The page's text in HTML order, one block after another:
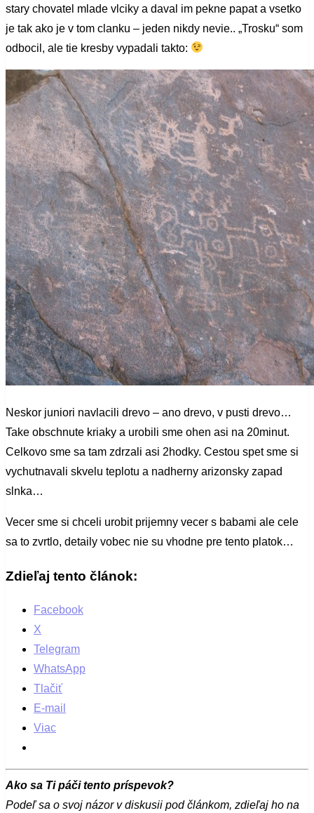
stary chovatel mlade vlciky a daval im pekne papat a vsetko
je tak ako je v tom clanku – jeden nikdy nevie.. „Trosku“ som
odbocil, ale tie kresby vypadali takto:
Neskor juniori navlacili drevo – ano drevo, v pusti drevo…
Take obschnute kriaky a urobili sme ohen asi na 20minut.
Celkovo sme sa tam zdrzali asi 2hodky. Cestou spet sme si
vychutnavali skvelu teplotu a nadherny arizonsky zapad
slnka…
Vecer sme si chceli urobit prijemny vecer s babami ale cele
sa to zvrtlo, detaily vobec nie su vhodne pre tento platok…
Zdieľaj tento článok:
Facebook
X
Telegram
WhatsApp
Tlačiť
E-mail
Viac
Ako sa Ti páči tento príspevok?
Podeľ sa o svoj názor v diskusii pod článkom, zdieľaj ho na